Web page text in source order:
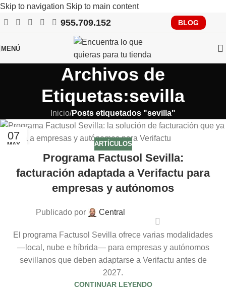
Skip to navigation Skip to main content
RECUERDA QUE PRONTO TENDRÁS QUE CUMPLIR CON
VERIFACTU, CONSÚLTANOS
955.709.152 BLOG
MENÚ
Archivos de
Etiquetas:sevilla
Inicio/Posts etiquetados "sevilla"
07
MAY ARTÍCULOS
Programa Factusol Sevilla:
facturación adaptada a Verifactu para
empresas y autónomos
Publicado por Central
El programa Factusol Sevilla ofrece varias modalidades
—local, nube e híbrida— para empresas y autónomos
sevillanos que deben adaptarse a Verifactu antes de
2027.
CONTINUAR LEYENDO